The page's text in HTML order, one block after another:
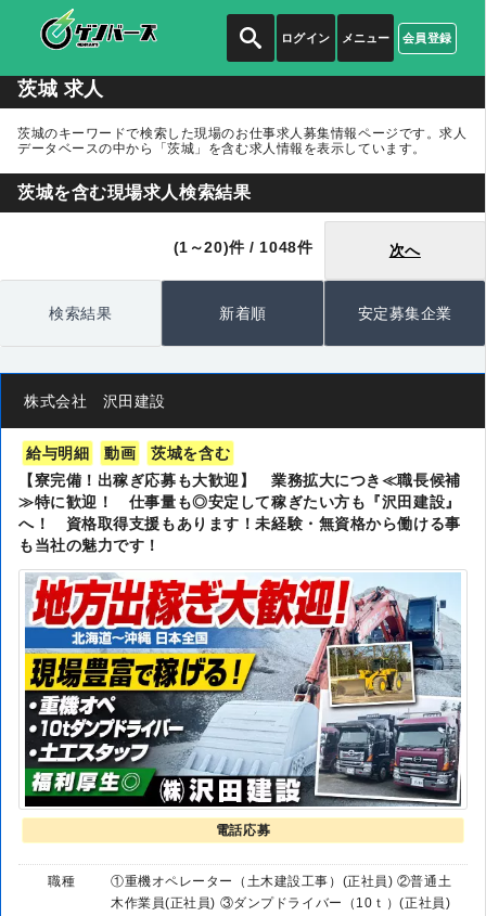
ログイン 会員登録
メニュー
茨城 求人
茨城のキーワードで検索した現場のお仕事求人募集情報ページです。求人
データベースの中から
「茨城」 を含む求人情報を表示しています。
茨城を含む現場求人検索結果
(1～20)件 / 1048件 次へ
検索結果 新着順 安定募集企業
株式会社 沢田建設
給与明細 動画
茨城を含む
【寮完備！出稼ぎ応募も大歓迎】 業務拡大につき≪職長候補
≫特に歓迎！ 仕事量も◎安定して稼ぎたい方も『沢田建設』
へ！ 資格取得支援もあります！未経験・無資格から働ける事
も当社の魅力です！
電話応募
職種
①重機オペレーター（土木建設工事）(正社員) ②普通土
木作業員(正社員) ③ダンプドライバー（10ｔ）(正社員)